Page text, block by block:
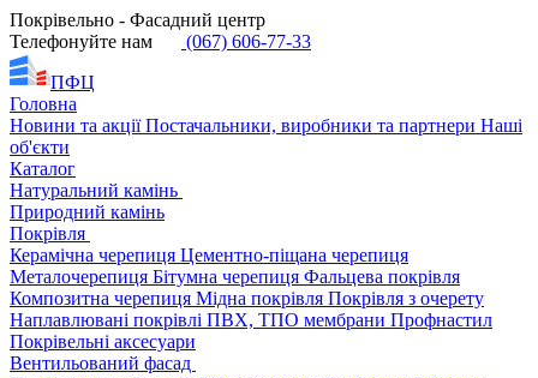
Покрівельно - Фасадний центр
Телефонуйте нам
(067) 606-77-33
ПФЦ
Головна
Новини та акціїПостачальники, виробники та партнери Наші
об'єкти
Каталог
Натуральний камінь
Природний камінь
Покрівля
Керамічна черепиця Цементно-піщана черепиця
Металочерепиця Бітумна черепиця Фальцева покрівля
Композитна черепиця Мідна покрівля Покрівля з очерету
Наплавлювані покрівлі ПВХ, ТПО мембрани Профнастил
Покрівельні аксесуари
Вентильований фасад